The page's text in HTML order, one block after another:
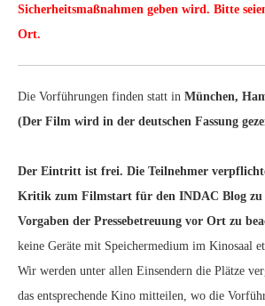
Sicherheitsmaßnahmen geben wird. Bitte
Ort.
Die Vorführungen finden statt in München,
(Der Film wird in der deutschen Fassung
Der Eintritt ist frei. Die Teilnehmer
Kritik zum Filmstart für den INDAC Blog zu
Vorgaben der Pressebetreuung vor Ort zu
keine Geräte mit Speichermedium im Kinosaal
Wir werden unter allen Einsendern die Plätze
das entsprechende Kino mitteilen, wo die